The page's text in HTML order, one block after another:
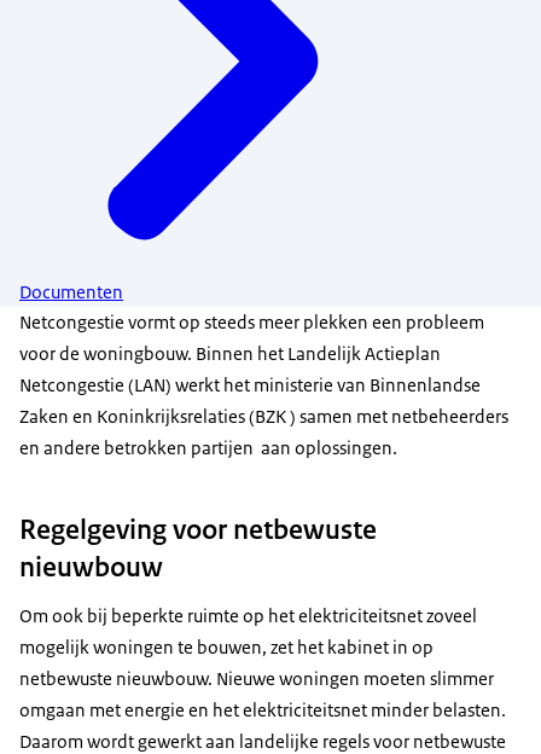
Documenten
Netcongestie vormt op steeds meer plekken een probleem
voor de woningbouw. Binnen het Landelijk Actieplan
Netcongestie (LAN) werkt het ministerie van Binnenlandse
Zaken en Koninkrijksrelaties (BZK ) samen met netbeheerders
en andere betrokken partijen aan oplossingen.
Regelgeving voor netbewuste
nieuwbouw
Om ook bij beperkte ruimte op het elektriciteitsnet zoveel
mogelijk woningen te bouwen, zet het kabinet in op
netbewuste nieuwbouw. Nieuwe woningen moeten slimmer
omgaan met energie en het elektriciteitsnet minder belasten.
Daarom wordt gewerkt aan landelijke regels voor netbewuste